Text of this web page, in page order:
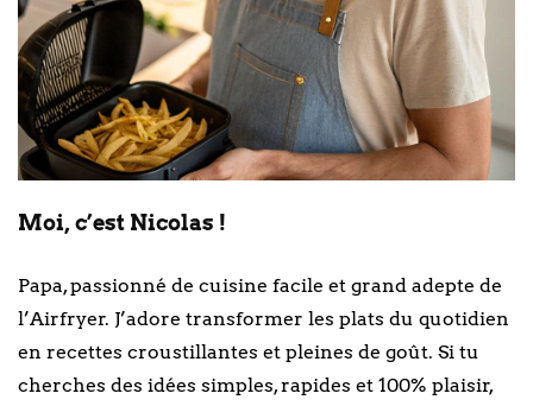
Moi, c’est Nicolas !
Papa, passionné de cuisine facile et grand adepte de
l’Airfryer. J’adore transformer les plats du quotidien
en recettes croustillantes et pleines de goût. Si tu
cherches des idées simples, rapides et 100% plaisir,